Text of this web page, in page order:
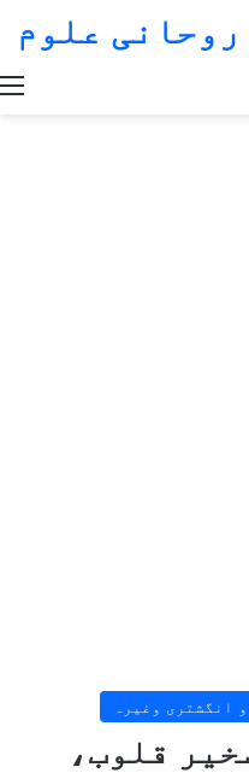
انگشتری وغیرہ
2016: تسخیر قلوب،